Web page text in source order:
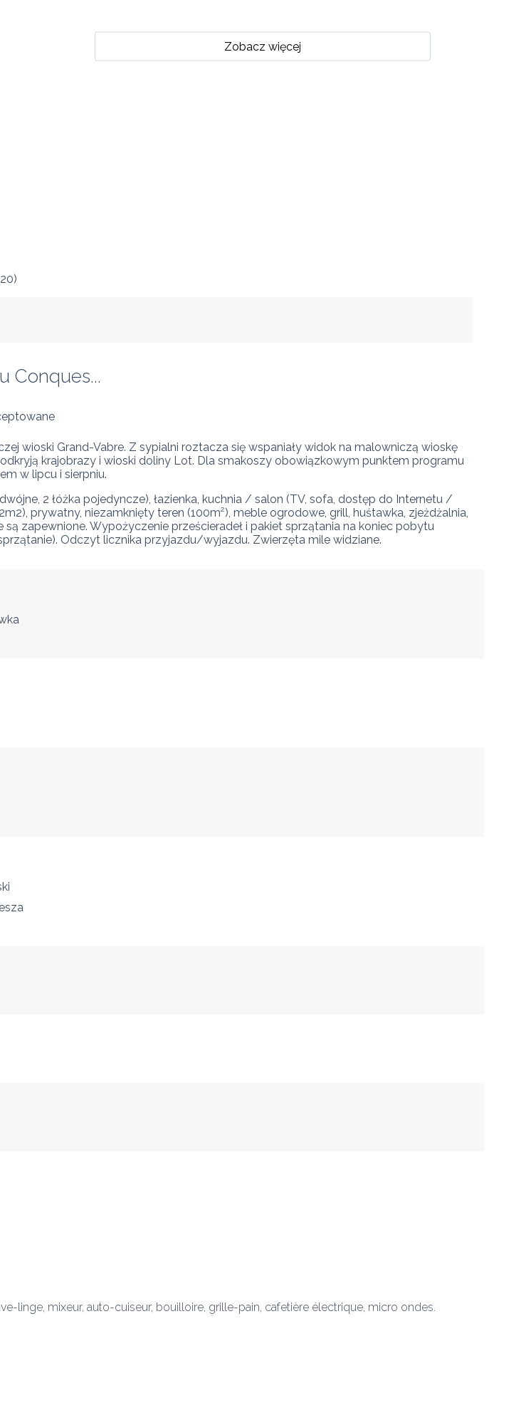
Zobacz więcej
)
Conques...
wioski Grand-Vabre. Z sypialni roztacza się wspaniały widok na malowniczą wioskę
krajobrazy i wioski doliny Lot. Dla smakoszy obowiązkowym punktem programu
w lipcu i sierpniu.
2 łóżka pojedyncze), łazienka, kuchnia / salon (TV, sofa, dostęp do Internetu /
prywatny, niezamknięty teren (100m²), meble ogrodowe, grill, huśtawka, zjeżdżalnia,
zapewnione. Wypożyczenie prześcieradeł i pakiet sprzątania na koniec pobytu
Odczyt licznika przyjazdu/wyjazdu. Zwierzęta mile widziane.
linge, mixeur, auto-cuiseur, bouilloire, grille-pain, cafetière électrique, micro ondes.